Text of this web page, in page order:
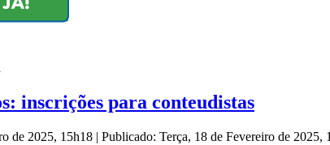
inscrições para conteudistas
de 2025, 15h18 | Publicado: Terça, 18 de Fevereiro de 2025,